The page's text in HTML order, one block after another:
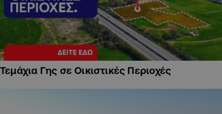
Τεμάχια Γης σε Οικιστικές Περιοχές